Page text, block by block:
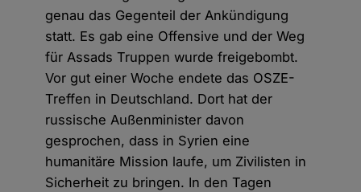
genau das Gegenteil der Ankündigung
statt. Es gab eine Offensive und der Weg
für Assads Truppen wurde freigebombt.
Vor gut einer Woche endete das OSZE-
Treffen in Deutschland. Dort hat der
russische Außenminister davon
gesprochen, dass in Syrien eine
humanitäre Mission laufe, um Zivilisten in
Sicherheit zu bringen. In den Tagen